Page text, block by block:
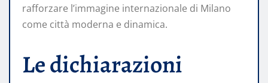
rafforzare l’immagine internazionale di Milano
come città moderna e dinamica.
Le dichiarazioni